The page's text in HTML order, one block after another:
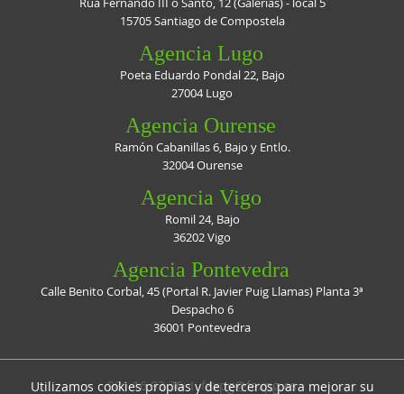
15705 Santiago de Compostela
Agencia Lugo
Poeta Eduardo Pondal 22, Bajo
27004 Lugo
Agencia Ourense
Ramón Cabanillas 6, Bajo y Entlo.
32004 Ourense
Agencia Vigo
Romil 24, Bajo
36202 Vigo
Agencia Pontevedra
Calle Benito Corbal, 45 (Portal R. Javier Puig Llamas) Planta 3ª
Despacho 6
36001 Pontevedra
981 16 93 36 Ifaxpg@faxpg.es
Utilizamos cookies propias y de terceros para mejorar su